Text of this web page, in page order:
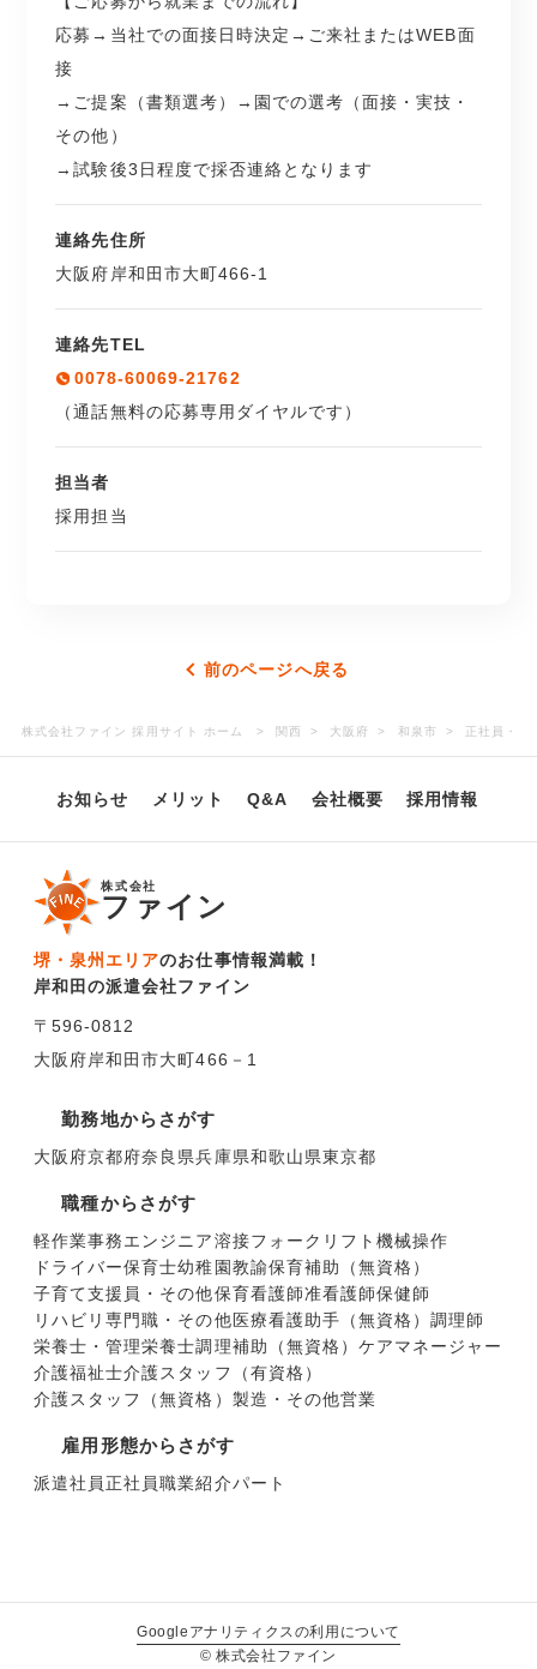
応募→当社での面接日時決定→ご来社またはWEB面
接
→ご提案（書類選考）→園での選考（面接・実技・
その他）
→試験後3日程度で採否連絡となります
連絡先住所
大阪府岸和田市大町466-1
連絡先TEL
0078-60069-21762
（通話無料の応募専用ダイヤルです）
担当者
採用担当
前のページへ戻る
株式会社ファイン 採用サイト ホーム 関西 大阪府 和泉市 正社員・
お知らせ メリット Q&A 会社概要 採用情報
株式会社
ファイン
堺・泉州エリアのお仕事情報満載！
岸和田の派遣会社ファイン
〒596-0812
大阪府岸和田市大町466－1
勤務地からさがす
大阪府京都府奈良県兵庫県和歌山県東京都
職種からさがす
軽作業事務エンジニア溶接フォークリフト 機械操作
ドライバー保育士幼稚園教諭保育補助（無資格）
子育て支援員・その他保育看護師准看護師保健師
リハビリ専門職・その他医療看護助手（無資格）調理師
栄養士・管理栄養士調理補助（無資格） ケアマネージャー
介護福祉士介護スタッフ（有資格）
介護スタッフ（無資格） 製造・その他営業
雇用形態からさがす
派遣社員正社員職業紹介パート
© 株式会社ファイン
Googleアナリティクスの利用について